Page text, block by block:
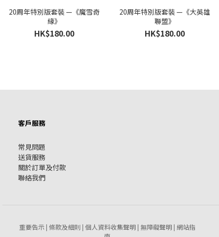
20周年特別版套裝 —《魔雪奇
緣》
HK$180.00
20周年特別版套裝 —《大英雄
聯盟》
HK$180.00
客戶服務
常見問題
送貨服務
關於訂單及付款
聯絡我們
重要告示| 條款及細則 | 個人資料收集聲明| 無障礙聲明| 網站指